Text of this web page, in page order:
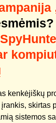
kenkėjiškų
skirtas
sistemos